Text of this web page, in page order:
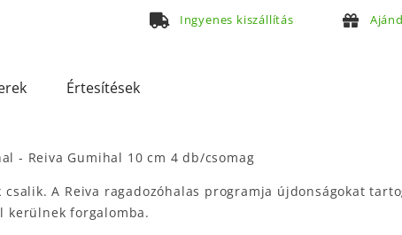
Ingyenes kiszállítás
Értesítések
- Reiva Gumihal 10 cm 4 db/csomag
A Reiva ragadozóhalas programja újdonságokat
kerülnek forgalomba.